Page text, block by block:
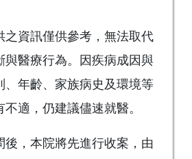
資訊僅供參考，無法取代
與醫療行為。因疾病成因與
、年齡、家族病史及環境等
適，仍建議儘速就醫。
，本院將先進行收案，由